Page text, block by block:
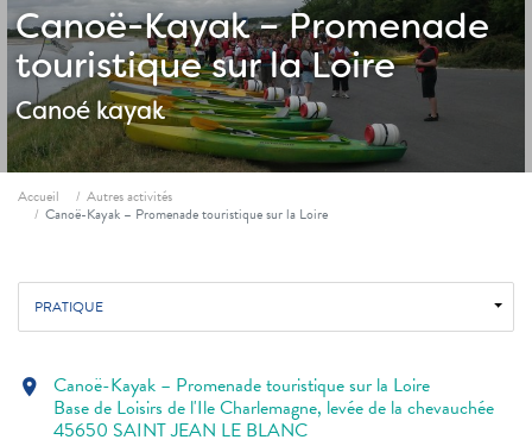
Canoë-Kayak – Promenade
touristique sur la Loire
Canoé kayak
Fil d'ariane
Accueil
Autres activités
Canoë-Kayak – Promenade touristique sur la Loire
PRATIQUE
location_on Canoë-Kayak – Promenade touristique sur la Loire
Base de Loisirs de l'Ile Charlemagne, levée de la chevauchée
45650 SAINT JEAN LE BLANC